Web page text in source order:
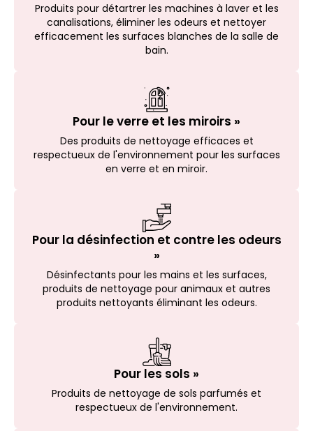
Produits pour détartrer les machines à laver et les
canalisations, éliminer les odeurs et nettoyer
efficacement les surfaces blanches de la salle de
bain.
Pour le verre et les miroirs »
Des produits de nettoyage efficaces et
respectueux de l'environnement pour les surfaces
en verre et en miroir.
Pour la désinfection et contre les odeurs
»
Désinfectants pour les mains et les surfaces,
produits de nettoyage pour animaux et autres
produits nettoyants éliminant les odeurs.
Pour les sols »
Produits de nettoyage de sols parfumés et
respectueux de l'environnement.